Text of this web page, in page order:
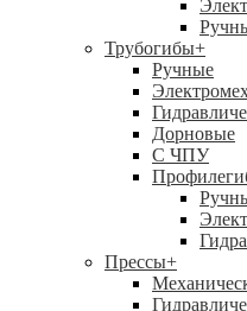
Трубогибы+
Ручные
Дорновые
С ЧПУ
Прессы+